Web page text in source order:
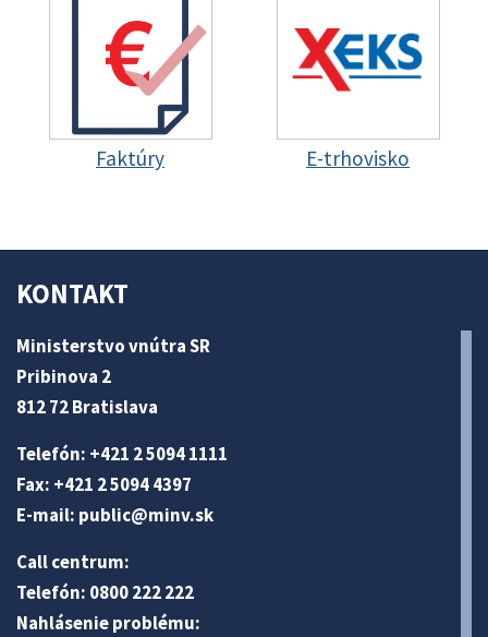
Faktúry E-trhovisko
KONTAKT
Ministerstvo vnútra SR
Pribinova 2
812 72 Bratislava
Telefón: +421 2 5094 1111
Fax: +421 2 5094 4397
E-mail: public@minv.sk
Call centrum:
Telefón: 0800 222 222
Nahlásenie problému: